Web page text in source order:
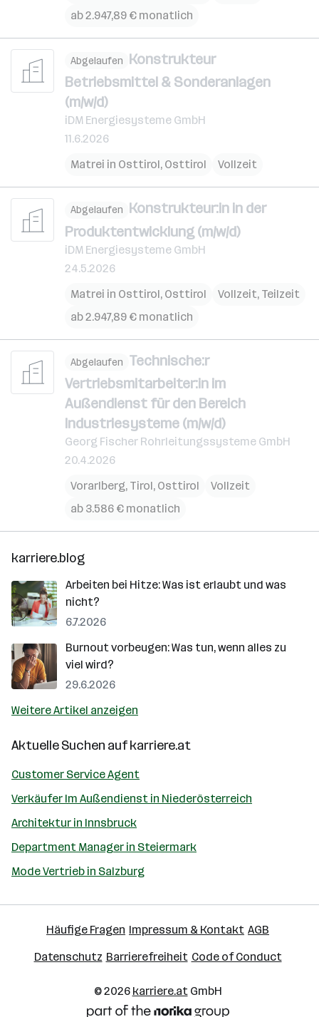
ab 2.947,89 € monatlich
Abgelaufen Konstrukteur
Betriebsmittel & Sonderanlagen
(m/w/d)
iDM Energiesysteme GmbH
11.6.2026
Matrei in Osttirol, Osttirol Vollzeit
Abgelaufen Konstrukteur:in in der
Produktentwicklung (m/w/d)
iDM Energiesysteme GmbH
24.5.2026
Matrei in Osttirol, Osttirol
Vollzeit, Teilzeit
ab 2.947,89 € monatlich
Abgelaufen Technische:r
Vertriebsmitarbeiter:in im
Außendienst für den Bereich
Industriesysteme (m/w/d)
Georg Fischer Rohrleitungssysteme GmbH
20.4.2026
Vorarlberg, Tirol, Osttirol
Vollzeit
ab 3.586 € monatlich
karriere.blog
Arbeiten bei Hitze: Was ist erlaubt und was
nicht?
6.7.2026
Burnout vorbeugen: Was tun, wenn alles zu
viel wird?
29.6.2026
Weitere Artikel anzeigen
Aktuelle Suchen aufkarriere.at
Customer Service Agent
Verkäufer Im Außendienst in Niederösterreich
Architektur in Innsbruck
Department Manager in Steiermark
Mode Vertrieb in Salzburg
Häufige Fragen Impressum & Kontakt AGB
Datenschutz Barrierefreiheit Code of Conduct
© 2026 karriere.atGmbH